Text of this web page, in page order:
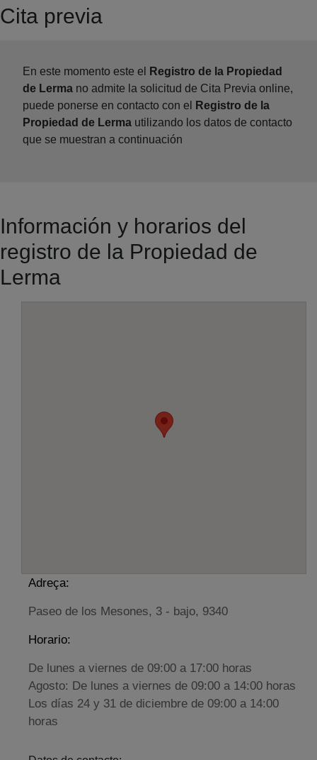
Cita previa
En este momento este el
Registro de la Propiedad
de Lerma no admite la solicitud de Cita Previa online,
puede ponerse en contacto con el
Registro de la
Propiedad de Lerma utilizando los datos de contacto
que se muestran a continuación
Información y horarios del
registro de la Propiedad de
Lerma
Adreça:
Paseo de los Mesones, 3 - bajo, 9340
Horario:
De lunes a viernes de 09:00 a 17:00 horas
Agosto: De lunes a viernes de 09:00 a 14:00 horas
Los días 24 y 31 de diciembre de 09:00 a 14:00
horas